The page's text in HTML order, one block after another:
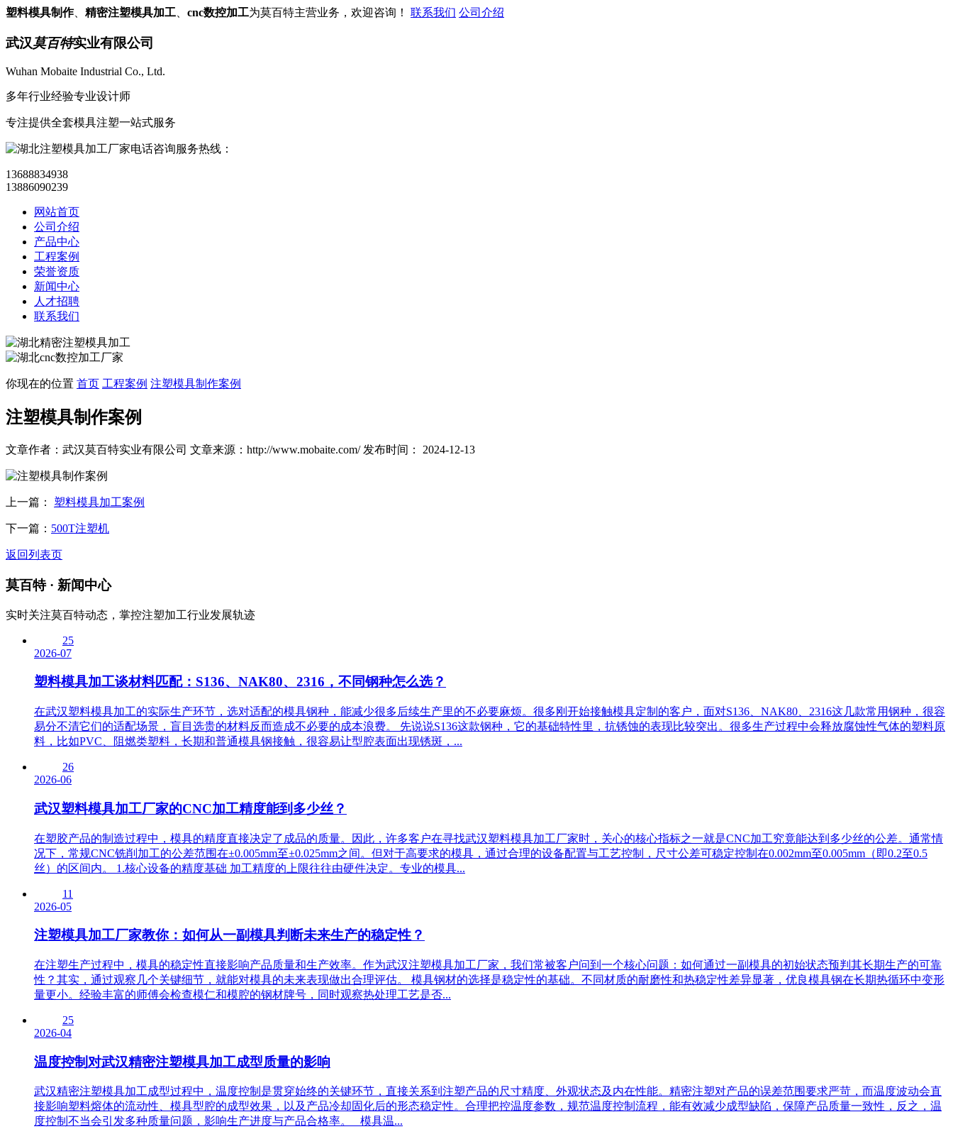
塑料模具制作、 精密注塑模具加工 cnc数控加工为莫百特主营业务，欢迎咨询！ 联系我们 公司介绍
武汉莫百特实业有限公司
Wuhan Mobaite Industrial Co., Ltd.
多年行业经验专业设计师
专注提供全套模具注塑一站式服务
咨询服务热线：
13688834938
13886090239
网站首页
公司介绍
产品中心
工程案例
荣誉资质
新闻中心
人才招聘
联系我们
你现在的位置 首页 工程案例 注塑模具制作案例
注塑模具制作案例
文章作者：武汉莫百特实业有限公司 文章来源：http://www.mobaite.com/ 发布时间： 2024-12-13
上一篇： 塑料模具加工案例
下一篇： 500T注塑机
返回列表页
莫百特· 新闻中心
实时关注莫百特动态，掌控注塑加工行业发展轨迹
25
2026-07
塑料模具加工谈材料匹配：S136、NAK80、2316，不同钢种怎么选？
在武汉塑料模具加工的实际生产环节，选对适配的模具钢种，能减少很多后续生产里的不必要麻烦。很多刚开始接触模具定制的客户，面对S136、NAK80、2316这几款常用钢种，很容
易分不清它们的适配场景，盲目选贵的材料反而造成不必要的成本浪费。 先说说S136这款钢种，它的基础特性里，抗锈蚀的表现比较突出。很多生产过程中会释放腐蚀性气体的塑料原
料，比如PVC、阻燃类塑料，长期和普通模具钢接触，很容易让型腔表面出现锈斑，...
26
2026-06
武汉塑料模具加工厂家的CNC加工精度能到多少丝？
在塑胶产品的制造过程中，模具的精度直接决定了成品的质量。因此，许多客户在寻找武汉塑料模具加工厂家时，关心的核心指标之一就是CNC加工究竟能达到多少丝的公差。通常情
况下，常规CNC铣削加工的公差范围在±0.005mm至±0.025mm之间。但对于高要求的模具，通过合理的设备配置与工艺控制，尺寸公差可稳定控制在0.002mm至0.005mm（即0.2至0.5
丝）的区间内。 1.核心设备的精度基础 加工精度的上限往往由硬件决定。专业的模具...
11
2026-05
注塑模具加工厂家教你：如何从一副模具判断未来生产的稳定性？
在注塑生产过程中，模具的稳定性直接影响产品质量和生产效率。作为武汉注塑模具加工厂家，我们常被客户问到一个核心问题：如何通过一副模具的初始状态预判其长期生产的可靠
性？其实，通过观察几个关键细节，就能对模具的未来表现做出合理评估。 模具钢材的选择是稳定性的基础。不同材质的耐磨性和热稳定性差异显著，优良模具钢在长期热循环中变形
量更小。经验丰富的师傅会检查模仁和模腔的钢材牌号，同时观察热处理工艺是否...
25
2026-04
温度控制对武汉精密注塑模具加工成型质量的影响
武汉精密注塑模具加工成型过程中，温度控制是贯穿始终的关键环节，直接关系到注塑产品的尺寸精度、外观状态及内在性能。精密注塑对产品的误差范围要求严苛，而温度波动会直
接影响塑料熔体的流动性、模具型腔的成型效果，以及产品冷却固化后的形态稳定性。合理把控温度参数，规范温度控制流程，能有效减少成型缺陷，保障产品质量一致性，反之，温
度控制不当会引发多种质量问题，影响生产进度与产品合格率。 模具温...